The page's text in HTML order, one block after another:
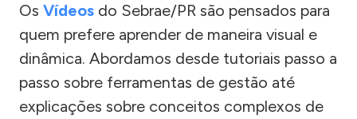
Os Vídeos do Sebrae/PR são pensados para
quem prefere aprender de maneira visual e
dinâmica. Abordamos desde tutoriais passo a
passo sobre ferramentas de gestão até
explicações sobre conceitos complexos de